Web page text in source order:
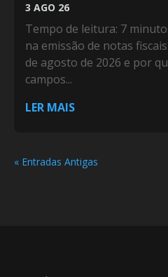
3 AGO 26
Tempo de leitura: 7
na emissão de notas
de agosto de 2026 e por
campos...
LER MAIS
« Entradas Antigas